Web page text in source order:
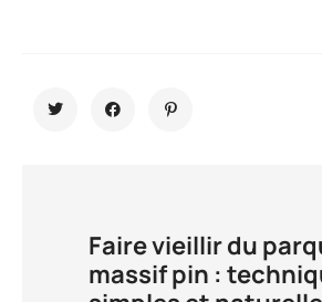
Faire vieillir du
massif pin :